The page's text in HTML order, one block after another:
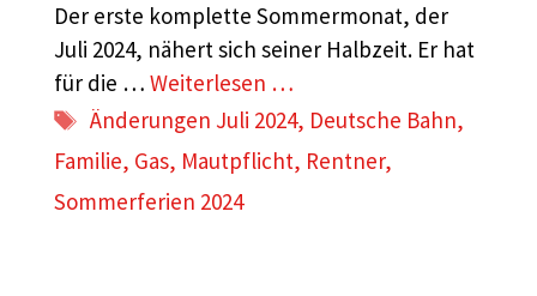
Der erste komplette Sommermonat, der
Juli 2024, nähert sich seiner Halbzeit. Er hat
für die … Weiterlesen …
Schlagwörter
Änderungen Juli 2024, Deutsche Bahn,
Familie, Gas, Mautpflicht, Rentner,
Sommerferien 2024